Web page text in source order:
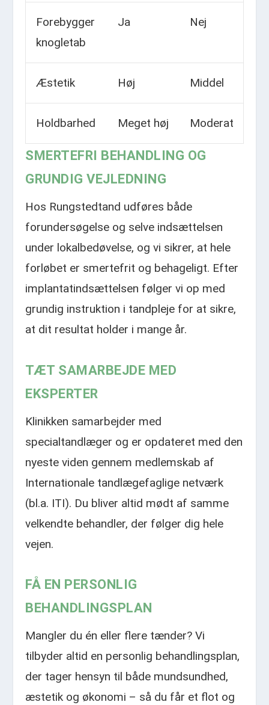
Forebygger
knogletab
Ja Nej
Æstetik Høj Middel
Holdbarhed Meget høj Moderat
SMERTEFRI BEHANDLING OG
GRUNDIG VEJLEDNING
Hos Rungstedtand udføres både
forundersøgelse og selve indsættelsen
under lokalbedøvelse, og vi sikrer, at hele
forløbet er smertefrit og behageligt. Efter
implantatindsættelsen følger vi op med
grundig instruktion i tandpleje for at sikre,
at dit resultat holder i mange år.​
TÆT SAMARBEJDE MED
EKSPERTER
Klinikken samarbejder med
specialtandlæger og er opdateret med den
nyeste viden gennem medlemskab af
Internationale tandlægefaglige netværk
(bl.a. ITI). Du bliver altid mødt af samme
velkendte behandler, der følger dig hele
vejen.​
FÅ EN PERSONLIG
BEHANDLINGSPLAN
Mangler du én eller flere tænder? Vi
tilbyder altid en personlig behandlingsplan,
der tager hensyn til både mundsundhed,
æstetik og økonomi – så du får et flot og